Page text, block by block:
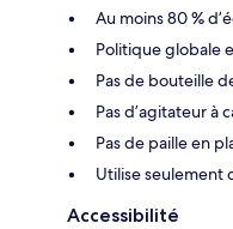
Au moins 80 %
Politique globale
Pas de bouteille
Pas d’agitateur à
Pas de paille en
Utilise seulement
Accessibilité